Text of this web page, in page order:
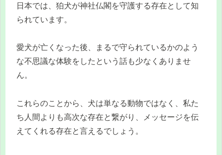
日本では、狛犬が神社仏閣を守護する存在として知
られています。
愛犬が亡くなった後、まるで守られているかのよう
な不思議な体験をしたという話も少なくありませ
ん。
これらのことから、犬は単なる動物ではなく、私た
ち人間よりも高次な存在と繋がり、メッセージを伝
えてくれる存在と言えるでしょう。